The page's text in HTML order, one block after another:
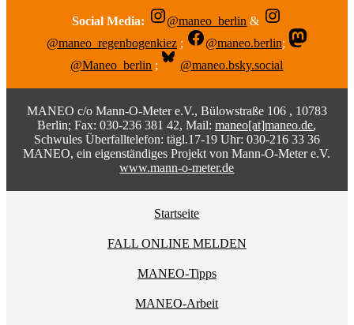
Social Media: @maneo_berlin &
@maneo_regenbogenkiez ; @maneo.berlin;
@Maneo_berlin ; @maneo.bsky.social
MANEO c/o Mann-O-Meter e.V., Bülowstraße 106 , 10783
Berlin; Fax: 030-236 381 42, Mail:maneo[at]maneo.de,
Schwules Überfalltelefon: tägl.17-19 Uhr: 030-216 33 36
MANEO, ein eigenständiges Projekt von Mann-O-Meter e.V.
www.mann-o-meter.de
Startseite
FALL ONLINE MELDEN
MANEO-Tipps
MANEO-Arbeit